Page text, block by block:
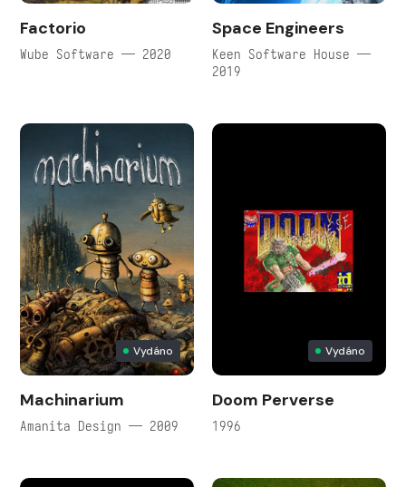
Factorio
Wube Software — 2020
Space Engineers
Keen Software House —
2019
Vydáno
Machinarium
Amanita Design — 2009
Vydáno
Doom Perverse
1996